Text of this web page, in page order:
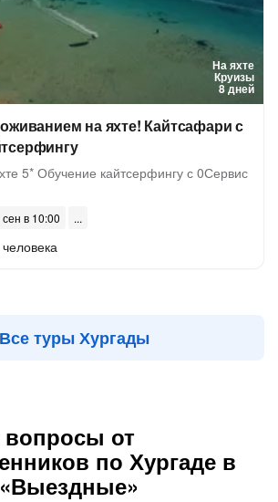
На яхте
Круизы
8 дней
на яхте! Кайтсафари с
5* Обучение кайтсерфингу с 0Сервис
в 10:00
Все туры Хургады
от
по Хургаде в